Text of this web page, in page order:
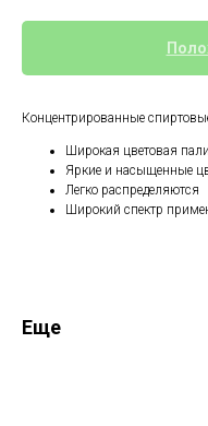
Концентрированные
Широкая цветовая
Яркие и насыщенные
Легко распределяются
Широкий спектр
Еще